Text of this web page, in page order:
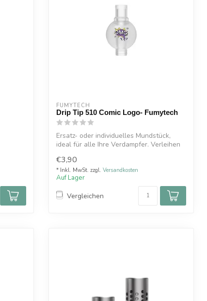
FUMYTECH
Drip Tip 510 Comic Logo- Fumytech
Ersatz- oder individuelles Mundstück,
ideal für alle Ihre Verdampfer. Verleihen
€3,90
* Inkl. MwSt. zzgl. Versandkosten
Auf Lager
Vergleichen